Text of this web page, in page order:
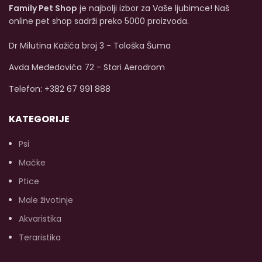
želudac vašeg psa i
podržava dug i zdrav
od 400g.
Family Pet Shop je najbolji izbor za Vaše ljubimce! Naš
online pet shop sadrži preko 5000 proizvoda.
Dr Milutina Kažića broj 3 - Tološka Šuma
Avda Međedovića 72 - Stari Aerodrom
Telefon: +382 67 991 888
KATEGORIJE
Psi
Mačke
Ptice
Male životinje
Akvaristika
Teraristika